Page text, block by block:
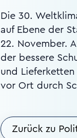
Die 30.
auf Ebene der
22. November.
der bessere
und
vor Ort durch
Zurück zu